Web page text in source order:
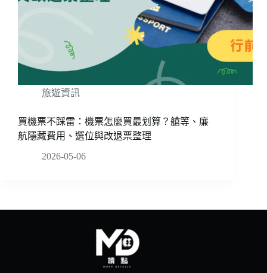
旅遊資訊
買機票不踩雷：機票怎麼買最划算？艙等、廉
航隱藏費用、選位與改退票整理
2026-05-06